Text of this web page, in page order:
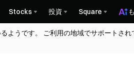
Stocks 投資 Square
ようです。 ご利用の地域でサポートさ